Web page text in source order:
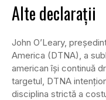
Alte declarații
John O’Leary,
America (DTNA), a
american își continuă
targetul, DTNA
disciplina strictă a